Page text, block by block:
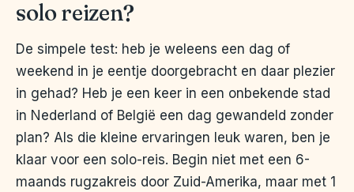
solo reizen?
De simpele test: heb je weleens een dag of
weekend in je eentje doorgebracht en daar plezier
in gehad? Heb je een keer in een onbekende stad
in Nederland of België een dag gewandeld zonder
plan? Als die kleine ervaringen leuk waren, ben je
klaar voor een solo-reis. Begin niet met een 6-
maands rugzakreis door Zuid-Amerika, maar met 1